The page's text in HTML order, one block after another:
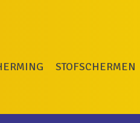
STOFSCHERMEN